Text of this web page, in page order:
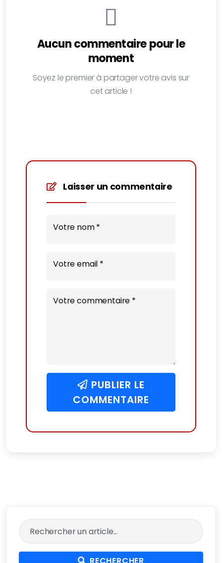
Aucun commentaire pour le
moment
Soyez le premier à partager votre avis sur
cet article !
Laisser un commentaire
Votre nom *
Votre email *
Votre commentaire *
PUBLIER LE
COMMENTAIRE